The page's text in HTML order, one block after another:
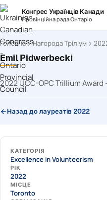
Конгрес Українців Канади
Провінційна рада Онтаріо
Головна Нагорода Тріліум
Emil Pidwerbecki
2022 UCC-OPC Trillium
Назад до лауреатів 2022
КАТЕГОРІЯ
Excellence in Volunteerism
РІК
2022
МІСЦЕ
Toronto